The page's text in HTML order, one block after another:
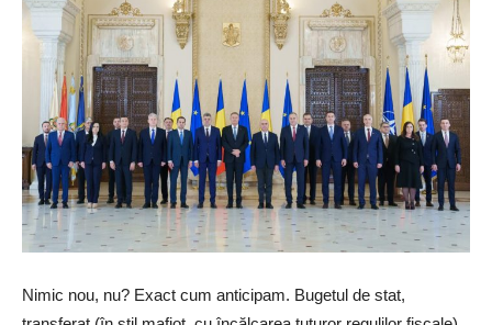
Nimic nou, nu? Exact cum anticipam. Bugetul de stat,